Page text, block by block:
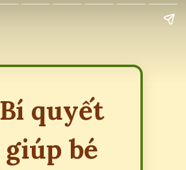
Bí quyết
giúp bé